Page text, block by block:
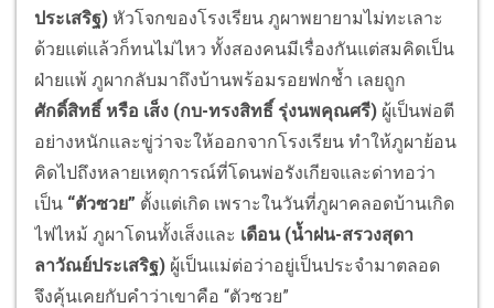
ประเสริฐ) หัวโจกของโรงเรียน ภูผาพยายามไม่ทะเลาะ
ด้วยแต่แล้วก็ทนไม่ไหว ทั้งสองคนมีเรื่องกันแต่สมคิดเป็น
ฝ่ายแพ้ ภูผากลับมาถึงบ้านพร้อมรอยฟกช้ำ เลยถูก
ศักดิ์สิทธิ์ หรือ เส็ง (กบ-ทรงสิทธิ์ รุ่งนพคุณศรี) ผู้เป็นพ่อตี
อย่างหนักและขู่ว่าจะให้ออกจากโรงเรียน ทำให้ภูผาย้อน
คิดไปถึงหลายเหตุการณ์ที่โดนพ่อรังเกียจและด่าทอว่า
เป็น “ตัวซวย” ตั้งแต่เกิด เพราะในวันที่ภูผาคลอดบ้านเกิด
ไฟไหม้ ภูผาโดนทั้งเส็งและ เดือน (น้ำฝน-สรวงสุดา
ลาวัณย์ประเสริฐ) ผู้เป็นแม่ต่อว่าอยู่เป็นประจำมาตลอด
จึงคุ้นเคยกับคำว่าเขาคือ “ตัวซวย”